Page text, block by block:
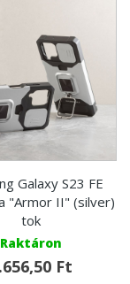
Galaxy S23 FE
"Armor II" (silver)
tok
Raktáron
Ft